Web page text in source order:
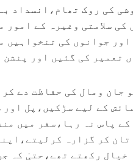
کی روک تھام،انسداد
کی سلامتی وغیرہ کے
اور جوانوں کی تنخواہیں
تعمیر کی گئیں اور پنشن
جان ومال کی حفاظت دے
کے لیے سڑکیں،پل
کے پاس نہ رہا،سفر میں
تان کر گزارہ
خیال رکھتے تھے،حتیٰ کہ